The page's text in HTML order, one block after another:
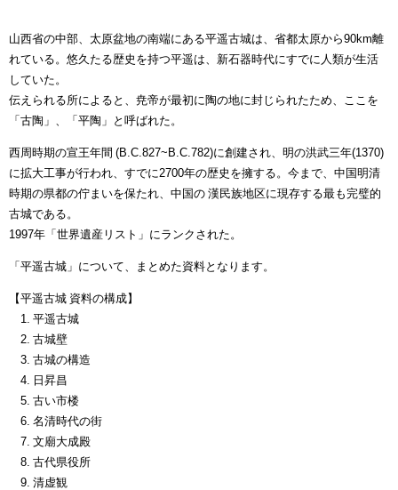
山西省の中部、太原盆地の南端にある平遥古城は、省都太原から90km離
れている。悠久たる歴史を持つ平遥は、新石器時代にすでに人類が生活
していた。
伝えられる所によると、尭帝が最初に陶の地に封じられたため、ここを
「古陶」、「平陶」と呼ばれた。
西周時期の宣王年間 (B.C.827~B.C.782)に創建され、明の洪武三年(1370)
に拡大工事が行われ、すでに2700年の歴史を擁する。今まで、中国明清
時期の県都の佇まいを保たれ、中国の 漢民族地区に現存する最も完璧的
古城である。
1997年「世界遺産リスト」にランクされた。
「平遥古城」について、まとめた資料となります。
【平遥古城 資料の構成】
1. 平遥古城
2. 古城壁
3. 古城の構造
4. 日昇昌
5. 古い市楼
6. 名清時代の街
7. 文廟大成殿
8. 古代県役所
9. 清虚観